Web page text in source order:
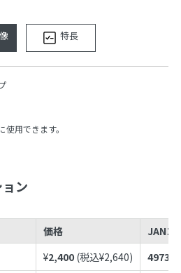
特長
用できます。
ン
価格
JANコ
¥2,400 (税込¥2,640)